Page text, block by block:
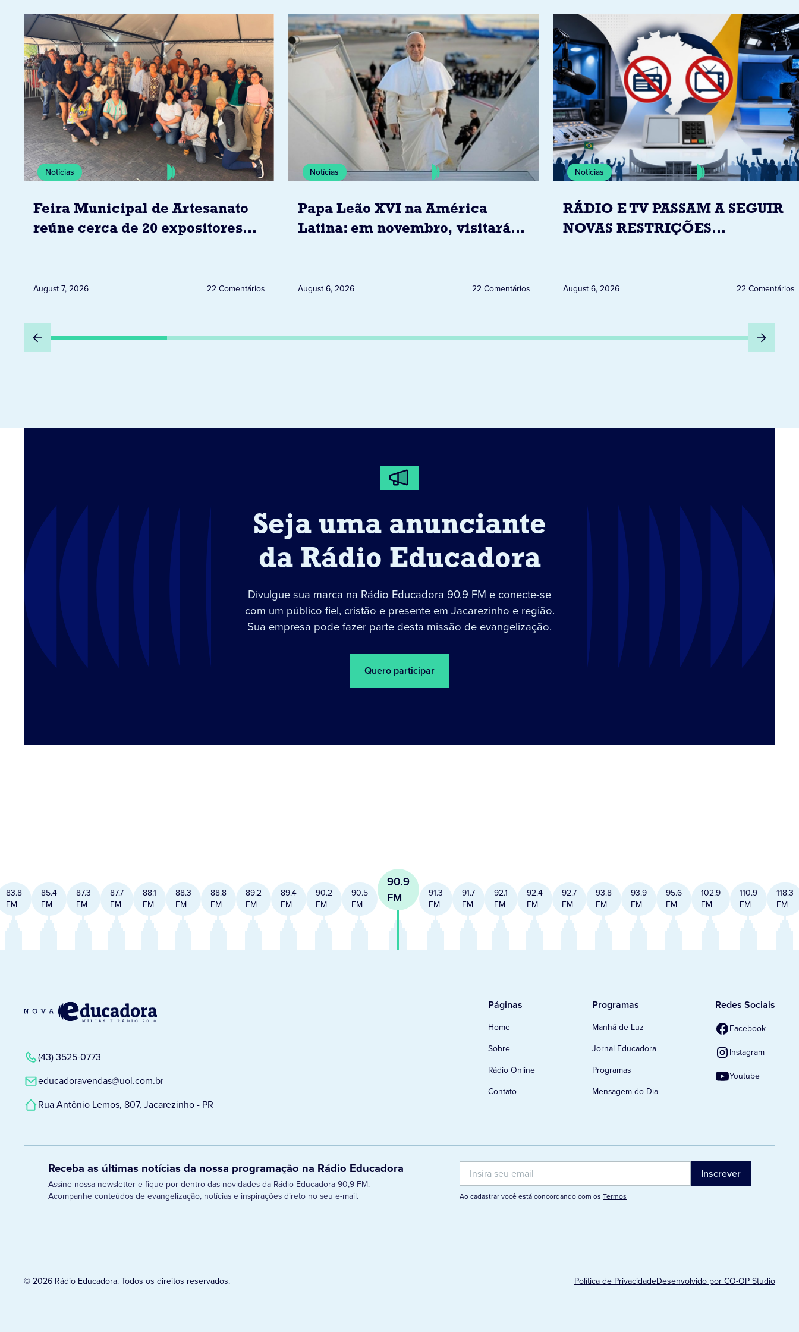
Notícias
Feira Municipal de Artesanato
reúne cerca de 20 expositores
August 7, 2026 22 Comentários
Notícias
Papa Leão XVI na América
Latina: em novembro, visitará
August 6, 2026 22 Comentários
Notícias
RÁDIO E TV PASSAM A SEGUIR
NOVAS RESTRIÇÕES
August 6, 2026 22 Comentários
Seja uma anunciante
da Rádio Educadora
Divulgue sua marca na Rádio Educadora 90,9 FM e conecte-se
com um público fiel, cristão e presente em Jacarezinho e região.
Sua empresa pode fazer parte desta missão de evangelização.
Quero participar
83.8
FM
85.4
FM
87.3
FM
87.7
FM
88.1
FM
88.3
FM
88.8
FM
89.2
FM
89.4
FM
90.2
FM
90.5
FM
90.9
FM
91.3
FM
91.7
FM
92.1
FM
92.4
FM
92.7
FM
93.8
FM
93.9
FM
95.6
FM
102.9
FM
110.9
FM
118.3
FM
(43) 3525-0773
educadoravendas@uol.com.br
Rua Antônio Lemos, 807, Jacarezinho - PR
Páginas
Home
Sobre
Rádio Online
Contato
Programas
Manhã de Luz
Jornal Educadora
Programas
Mensagem do Dia
Redes Sociais
Facebook
Instagram
Youtube
Receba as últimas notícias da nossa programação na Rádio Educadora
Assine nossa newsletter e fique por dentro das novidades da Rádio Educadora 90,9 FM.
Acompanhe conteúdos de evangelização, notícias e inspirações direto no seu e-mail.
Ao cadastrar você está concordando com osTermos
© 2026 Rádio Educadora. Todos os direitos reservados. Política de PrivacidadeDesenvolvido por CO-OP Studio